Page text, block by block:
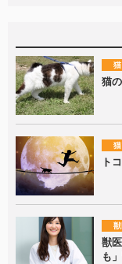
猫
ト
獣
も